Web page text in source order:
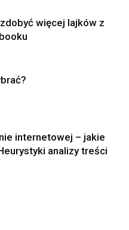
więcej lajków z
internetowej – jakie
analizy treści